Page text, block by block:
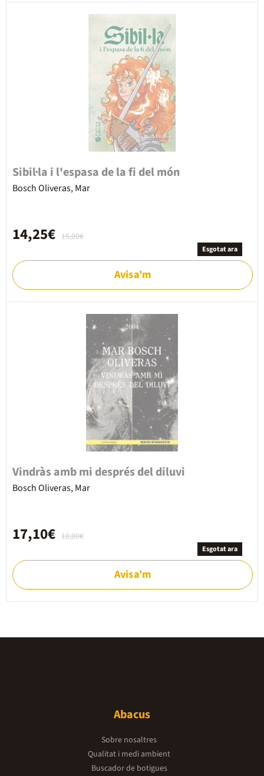
Sibil·la i l'espasa de la fi del món
Bosch Oliveras, Mar
15,00€
14,25€
Esgotat ara
Avisa'm
Vindràs amb mi després del diluvi
Bosch Oliveras, Mar
18,00€
17,10€
Esgotat ara
Avisa'm
Abacus
Sobre nosaltres
Qualitat i medi ambient
Buscador de botigues